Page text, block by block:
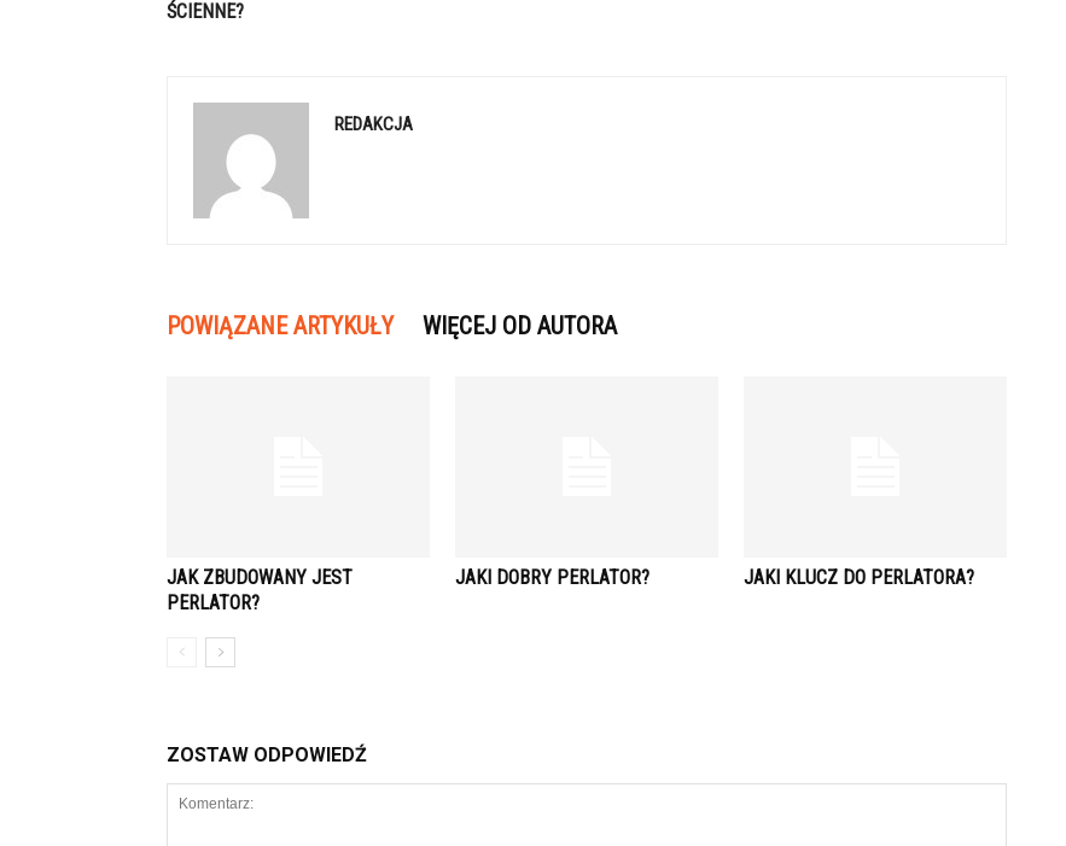
ŚCIENNE?
REDAKCJA
POWIĄZANE ARTYKUŁY WIĘCEJ OD AUTORA
JAK ZBUDOWANY JEST
PERLATOR?
JAKI DOBRY PERLATOR? JAKI KLUCZ DO PERLATORA?
ZOSTAW ODPOWIEDŹ